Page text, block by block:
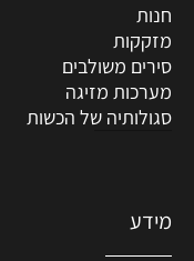
חנות
מזקקות
סירים משולבים
מערכות מזיגה
סגולותיה של הכשות
מידע